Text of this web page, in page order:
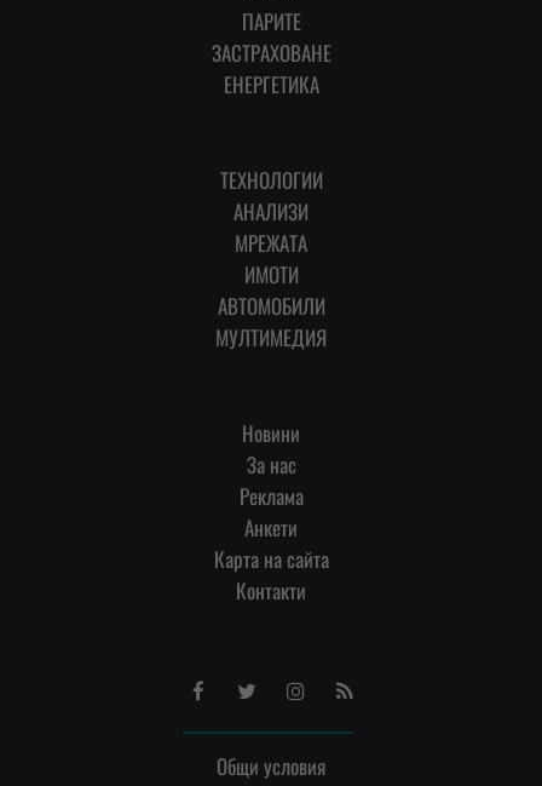
ПАРИТЕ
ЗАСТРАХОВАНЕ
ЕНЕРГЕТИКА
ТЕХНОЛОГИИ
АНАЛИЗИ
МРЕЖАТА
ИМОТИ
АВТОМОБИЛИ
МУЛТИМЕДИЯ
Новини
За нас
Реклама
Анкети
Карта на сайта
Контакти
FacebookTwitterInstagram
RSS
Общи условия